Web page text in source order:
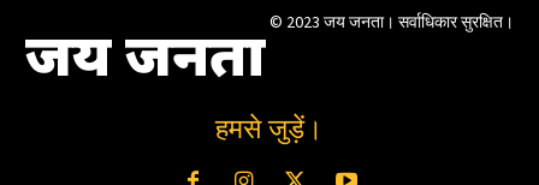
जय जनता © 2023 जय जनता। सर्वाधिकार सुरक्षित।
हमसे जुड़ें।